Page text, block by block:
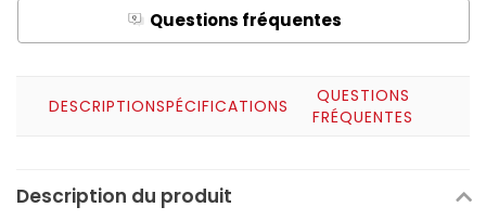
Q Questions fréquentes
DESCRIPTIONSPÉCIFICATIONS
QUESTIONS
FRÉQUENTES
Description du produit